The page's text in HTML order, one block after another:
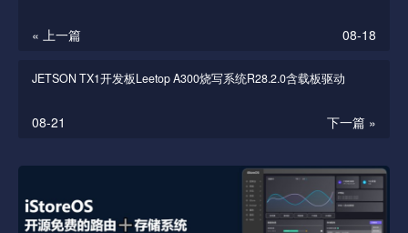
« 上一篇 08-18
JETSON TX1开发板Leetop A300烧写系统R28.2.0含载板驱动
下一篇 »
08-21